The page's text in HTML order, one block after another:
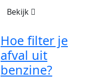
Bekijk
Hoe filter je
afval uit
benzine?